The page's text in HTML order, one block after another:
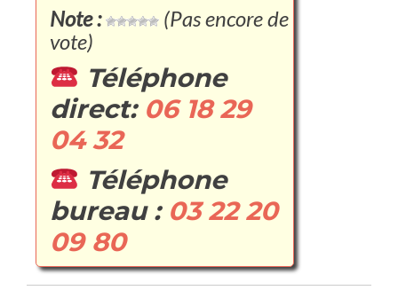
Note :
(Pas encore de
vote)
Téléphone
direct: 06 18 29
04 32
Téléphone
bureau : 03 22 20
09 80